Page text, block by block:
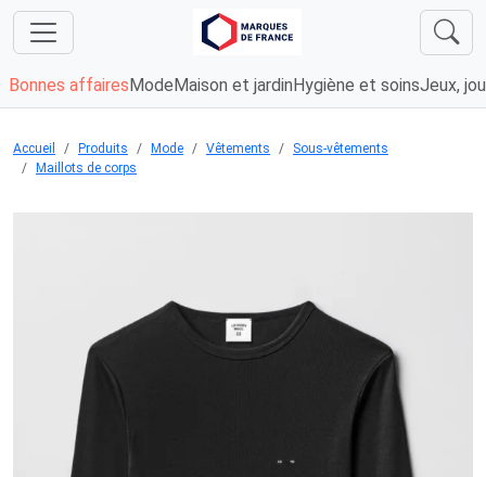
Bonnes affaires Mode Maison et jardin Hygiène et soinsJeux,
Accueil Produits Mode Vêtements
Sous-vêtements
Maillots de corps